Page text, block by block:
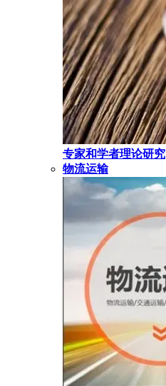
专家和学者理论研究
物流运输